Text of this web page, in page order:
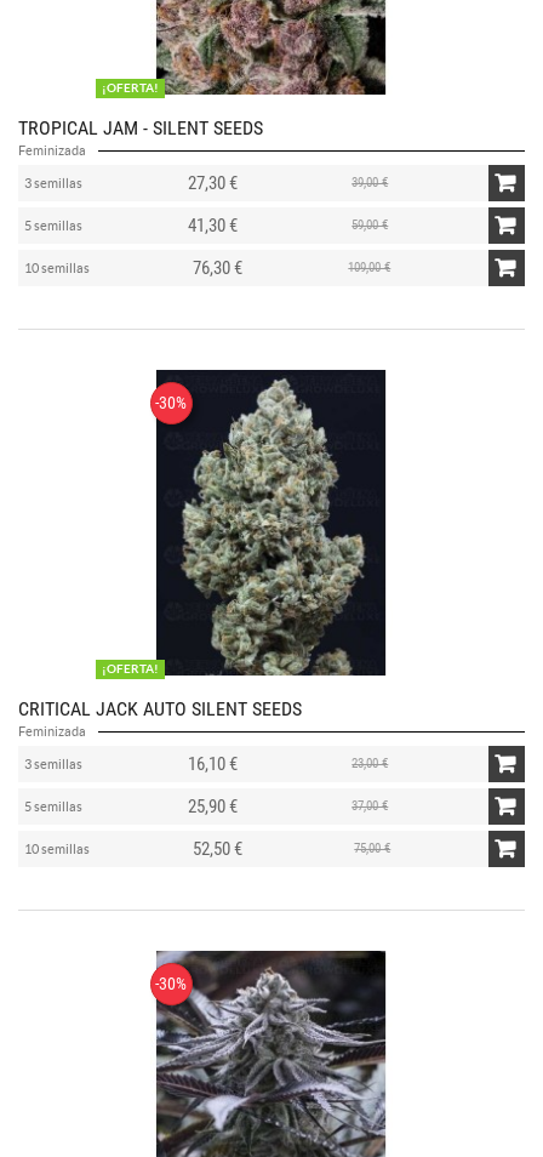
¡OFERTA!
TROPICAL JAM - SILENT SEEDS
Feminizada
3 semillas 27,30 € 39,00 €
5 semillas 41,30 € 59,00 €
10 semillas 76,30 € 109,00 €
-30%
¡OFERTA!
CRITICAL JACK AUTO SILENT SEEDS
Feminizada
3 semillas 16,10 € 23,00 €
5 semillas 25,90 € 37,00 €
10 semillas 52,50 € 75,00 €
-30%